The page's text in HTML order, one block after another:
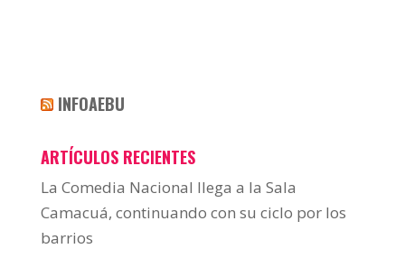
INFOAEBU
ARTÍCULOS RECIENTES
La Comedia Nacional llega a la Sala
Camacuá, continuando con su ciclo por los
barrios